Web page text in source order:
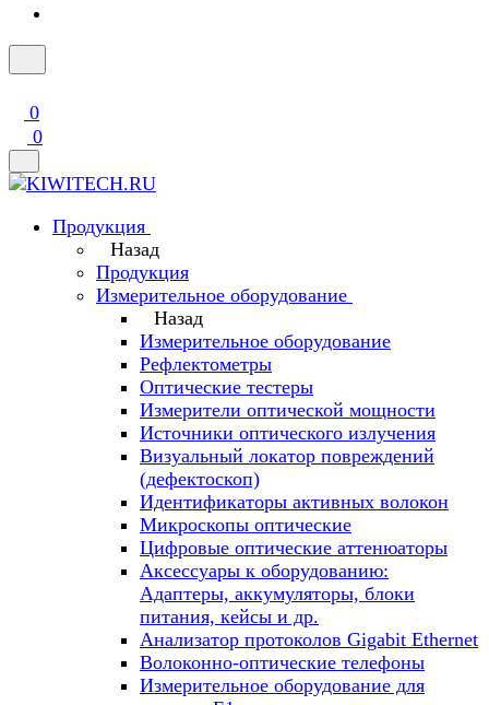
0
0
Продукция
Назад
Продукция
Измерительное оборудование
Назад
Измерительное оборудование
Рефлектометры
Оптические тестеры
Измерители оптической мощности
Источники оптического излучения
Визуальный локатор повреждений
(дефектоскоп)
Идентификаторы активных волокон
Микроскопы оптические
Цифровые оптические аттенюаторы
Аксессуары к оборудованию:
Адаптеры, аккумуляторы, блоки
питания, кейсы и др.
Анализатор протоколов Gigabit Ethernet
Волоконно-оптические телефоны
Измерительное оборудование для